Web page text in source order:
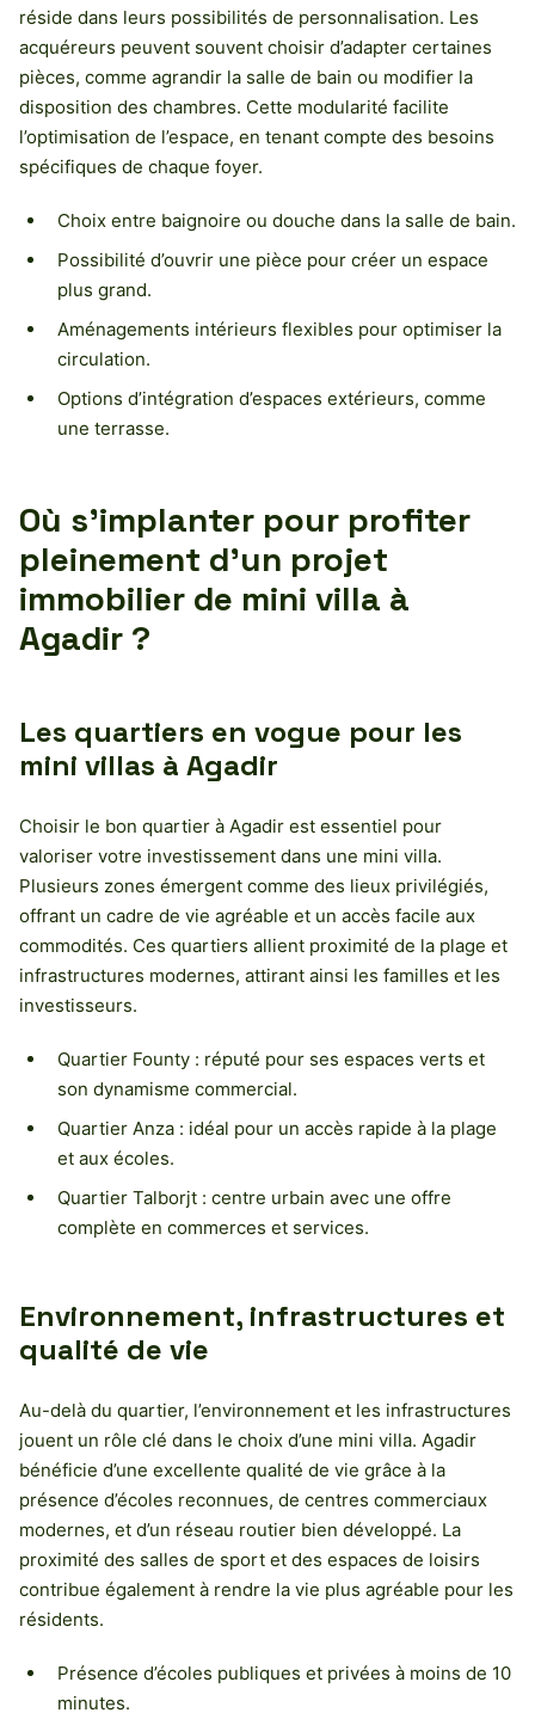
réside dans leurs possibilités de personnalisation. Les
acquéreurs peuvent souvent choisir d’adapter certaines
pièces, comme agrandir la salle de bain ou modifier la
disposition des chambres. Cette modularité facilite
l’optimisation de l’espace, en tenant compte des besoins
spécifiques de chaque foyer.
Choix entre baignoire ou douche dans la salle de bain.
Possibilité d’ouvrir une pièce pour créer un espace
plus grand.
Aménagements intérieurs flexibles pour optimiser la
circulation.
Options d’intégration d’espaces extérieurs, comme
une terrasse.
Où s’implanter pour profiter
pleinement d’un projet
immobilier de mini villa à
Agadir ?
Les quartiers en vogue pour les
mini villas à Agadir
Choisir le bon quartier à Agadir est essentiel pour
valoriser votre investissement dans une mini villa.
Plusieurs zones émergent comme des lieux privilégiés,
offrant un cadre de vie agréable et un accès facile aux
commodités. Ces quartiers allient proximité de la plage et
infrastructures modernes, attirant ainsi les familles et les
investisseurs.
Quartier Founty : réputé pour ses espaces verts et
son dynamisme commercial.
Quartier Anza : idéal pour un accès rapide à la plage
et aux écoles.
Quartier Talborjt : centre urbain avec une offre
complète en commerces et services.
Environnement, infrastructures et
qualité de vie
Au-delà du quartier, l’environnement et les infrastructures
jouent un rôle clé dans le choix d’une mini villa. Agadir
bénéficie d’une excellente qualité de vie grâce à la
présence d’écoles reconnues, de centres commerciaux
modernes, et d’un réseau routier bien développé. La
proximité des salles de sport et des espaces de loisirs
contribue également à rendre la vie plus agréable pour les
résidents.
Présence d’écoles publiques et privées à moins de 10
minutes.